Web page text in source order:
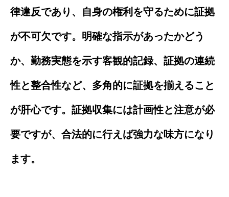
律違反であり、自身の権利を守るために証拠
が不可欠です。明確な指示があったかどう
か、勤務実態を示す客観的記録、証拠の連続
性と整合性など、多角的に証拠を揃えること
が肝心です。証拠収集には計画性と注意が必
要ですが、合法的に行えば強力な味方になり
ます。